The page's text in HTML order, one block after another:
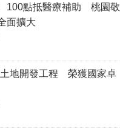
100點抵醫療補助 桃園敬
面擴大
地開發工程 榮獲國家卓